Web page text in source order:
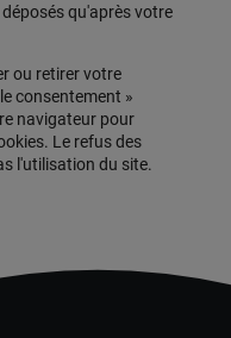
qu'après votre
ou retirer votre
consentement »
navigateur pour
Le refus des
l'utilisation du site.